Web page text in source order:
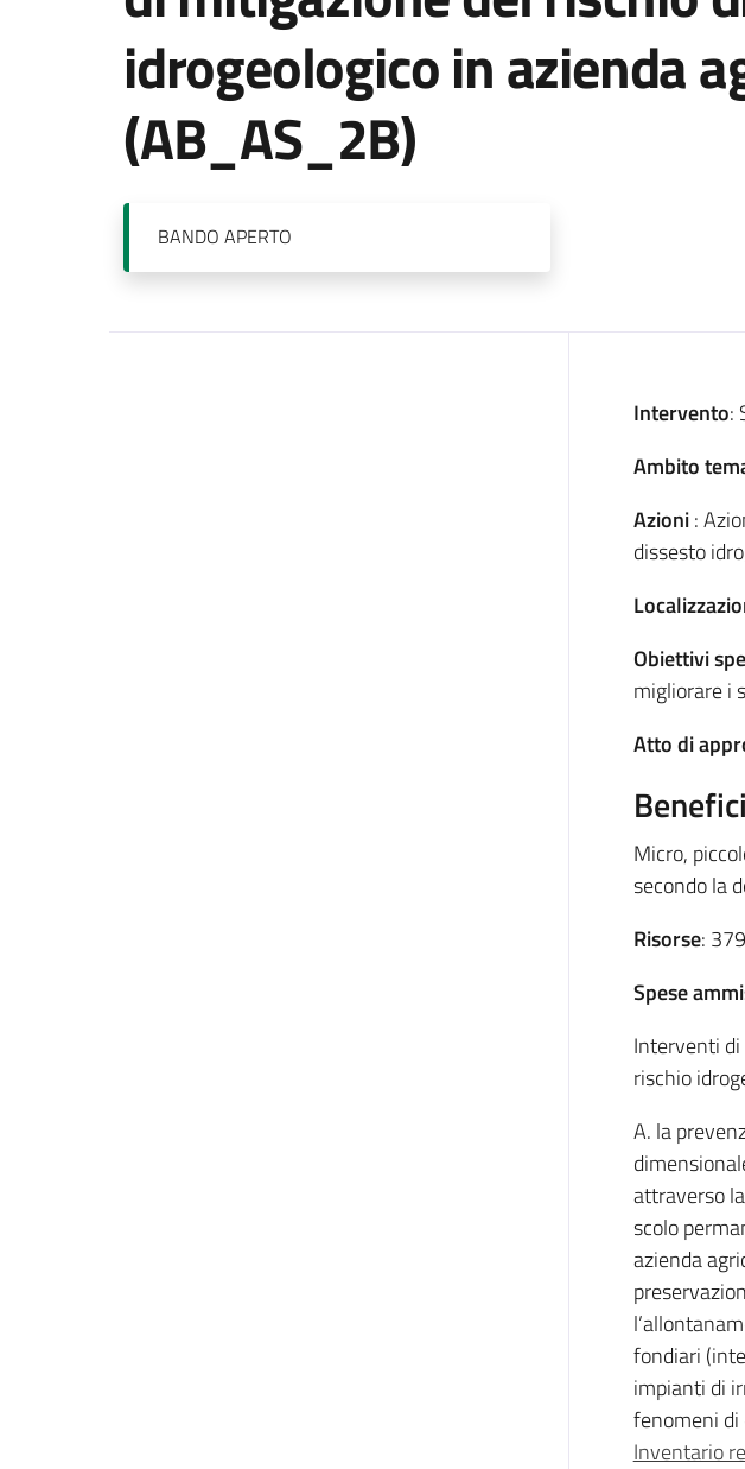
idrogeologico in azienda
(AB_AS_2B)
BANDO APERTO
Intervento:
Ambito
Azioni:
dissesto
Obiettivi
migliorare i
Atto di
Micro,
secondo la
Risorse:
Spese
Interventi di
rischio
A. la
attraverso
scolo
azienda
fondiari
impianti di
fenomeni di
Inventario